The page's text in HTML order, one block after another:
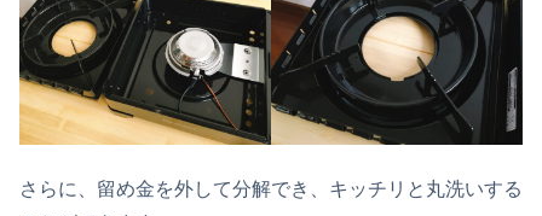
さらに、留め金を外して分解でき、キッチリと丸洗いする